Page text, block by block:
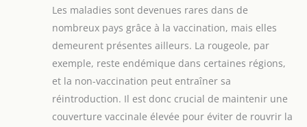
Les maladies sont devenues rares dans de
nombreux pays grâce à la vaccination, mais elles
demeurent présentes ailleurs. La rougeole, par
exemple, reste endémique dans certaines régions,
et la non-vaccination peut entraîner sa
réintroduction. Il est donc crucial de maintenir une
couverture vaccinale élevée pour éviter de rouvrir la